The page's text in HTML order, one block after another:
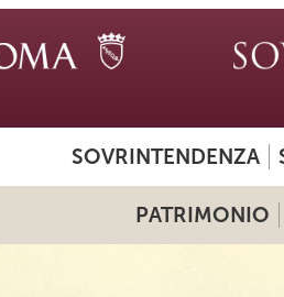
SOVRINTENDENZA
PATRIMONIO